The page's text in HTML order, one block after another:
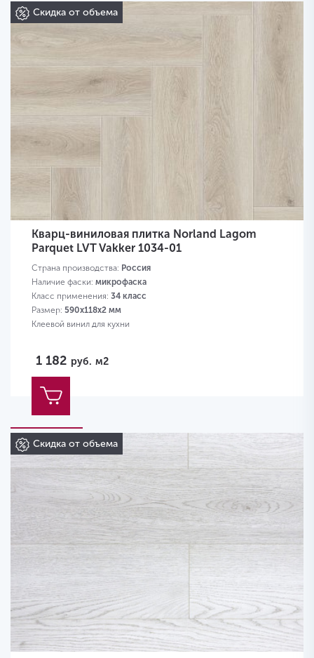
Скидка от объема
Кварц-виниловая плитка Norland Lagom
Parquet LVT Vakker 1034-01
Страна производства: Россия
Наличие фаски: микрофаска
Класс применения: 34 класс
Размер: 590х118х2 мм
Клеевой винил для кухни
1 182 руб. м2
Скидка от объема